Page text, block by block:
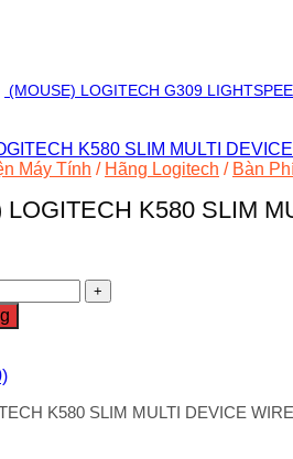
(MOUSE) LOGITECH G309
Máy Tính / Hãng Logitech / Bàn
K580 SLIM
K580 SLIM MULTI DEVICE